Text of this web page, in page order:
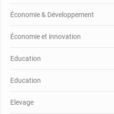
Économie & Développement
Économie et innovation
Education
Education
Elevage